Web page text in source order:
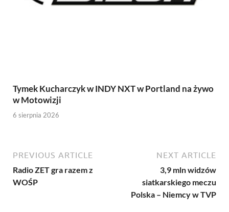
Tymek Kucharczyk w INDY NXT w Portland na żywo
w Motowizji
6 sierpnia 2026
PREVIOUS ARTICLE
Radio ZET gra razem z
WOŚP
NEXT ARTICLE
3,9 mln widzów
siatkarskiego meczu
Polska – Niemcy w TVP